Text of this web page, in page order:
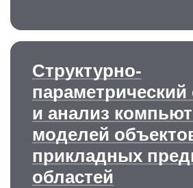
Структурно-
параметрический
и анализ
моделей
прикладных
областей